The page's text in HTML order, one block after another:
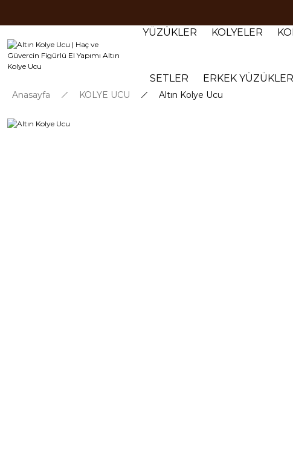
YÜZÜKLER KOLYELER
SETLER ERKEK
Anasayfa KOLYE UCU Altın Kolye Ucu